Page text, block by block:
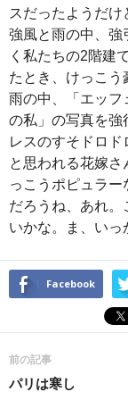
スだったようだけ
強風と雨の中、強
く私たちの2階建
たとき、けっこ
雨の中、「エッフ
の私」の写真を強
レスのすそドロ
と思われる花嫁
っこうポピュラ
だろうね、あれ。
いかな。ま、いっ
Facebook
前の記事
パリは寒し